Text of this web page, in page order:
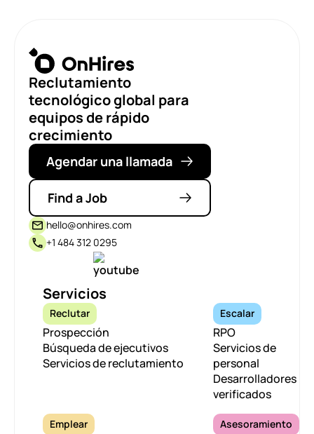
Reclutamiento
tecnológico global para
equipos de rápido
crecimiento
Agendar una llamada
Find a Job
hello@onhires.com
+1 484 312 0295
Servicios
Reclutar
Prospección
Búsqueda de ejecutivos
Servicios de reclutamiento
Escalar
RPO
Servicios de
personal
Desarrolladores
verificados
Emplear Asesoramiento